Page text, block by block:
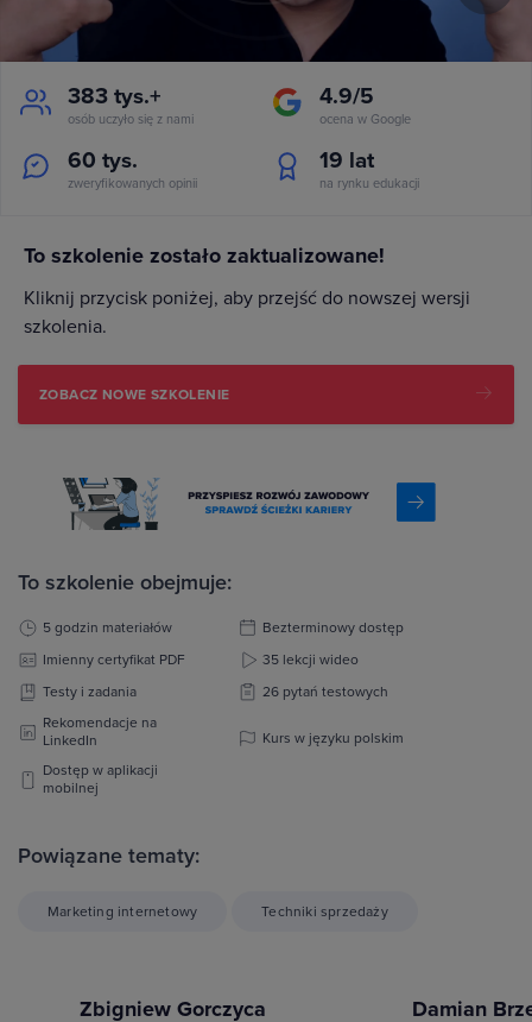
383 tys.+
osób uczyło się z nami
4.9/5
ocena w Google
60 tys.
zweryfikowanych opinii
19 lat
na rynku edukacji
To szkolenie zostało zaktualizowane!
Kliknij przycisk poniżej, aby przejść do nowszej wersji
szkolenia.
ZOBACZ NOWE SZKOLENIE
To szkolenie obejmuje:
5 godzin materiałów
Bezterminowy dostęp
Imienny certyfikat PDF
35 lekcji wideo
Testy i zadania
26 pytań testowych
Rekomendacje na
LinkedIn
Kurs w języku polskim
Dostęp w aplikacji
mobilnej
Powiązane tematy:
Marketing internetowy Techniki sprzedaży
Zbigniew Gorczyca Damian